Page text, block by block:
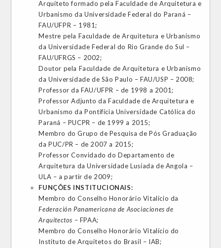
Arquiteto formado pela Faculdade de Arquitetura e
Urbanismo da Universidade Federal do Paraná –
FAU/UFPR – 1981;
Mestre pela Faculdade de Arquitetura e Urbanismo
da Universidade Federal do Rio Grande do Sul –
FAU/UFRGS – 2002;
Doutor pela Faculdade de Arquitetura e Urbanismo
da Universidade de São Paulo – FAU/USP – 2008;
Professor da FAU/UFPR – de 1998 a 2001;
Professor Adjunto da Faculdade de Arquitetura e
Urbanismo da Pontifícia Universidade Católica do
Paraná – PUCPR – de 1999 a 2015;
Membro do Grupo de Pesquisa de Pós Graduação
da PUC/PR – de 2007 a 2015;
Professor Convidado do Departamento de
Arquitetura da Universidade Lusíada de Angola –
ULA – a partir de 2009;
FUNÇÕES INSTITUCIONAIS:
Membro do Conselho Honorário Vitalício da
Federación Panamericana de Asociaciones de
Arquitectos – FPAA;
Membro do Conselho Honorário Vitalício do
Instituto de Arquitetos do Brasil – IAB;